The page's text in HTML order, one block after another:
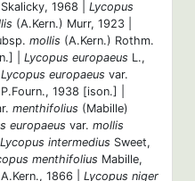
1968 | Lycopus
(A.Kern.) Murr, 1923 |
mollis (A.Kern.) Rothm.
| Lycopus europaeus L.,
Lycopus europaeus var.
1938 [ison.] |
menthifolius (Mabille)
europaeus var. mollis
Lycopus intermedius Sweet,
menthifolius Mabille,
A.Kern., 1866 | Lycopus niger